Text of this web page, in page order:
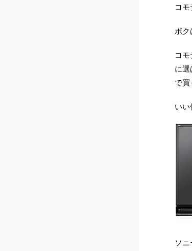
コ
ボク
コ
に
で買
いい
ソ